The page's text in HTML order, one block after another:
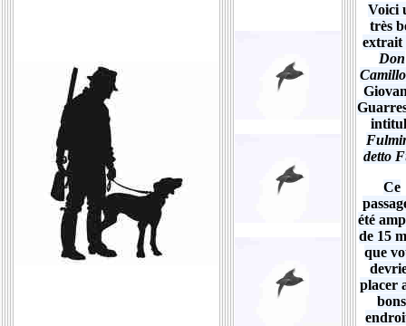
Voici
très
extrait
Don
Camillo
detto
Ce
été
de 15
que
placer
bons